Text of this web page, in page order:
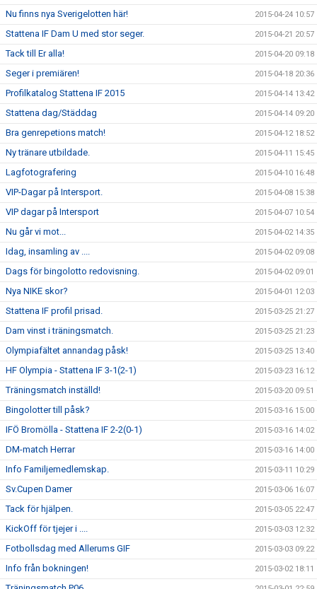
Nu finns nya Sverigelotten här! 2015-04-24 10:57
Stattena IF Dam U med stor seger. 2015-04-21 20:57
Tack till Er alla! 2015-04-20 09:18
Seger i premiären! 2015-04-18 20:36
Profilkatalog Stattena IF 2015 2015-04-14 13:42
Stattena dag/Städdag 2015-04-14 09:20
Bra genrepetions match! 2015-04-12 18:52
Ny tränare utbildade. 2015-04-11 15:45
Lagfotografering 2015-04-10 16:48
VIP-Dagar på Intersport. 2015-04-08 15:38
VIP dagar på Intersport 2015-04-07 10:54
Nu går vi mot... 2015-04-02 14:35
Idag, insamling av .... 2015-04-02 09:08
Dags för bingolotto redovisning. 2015-04-02 09:01
Nya NIKE skor? 2015-04-01 12:03
Stattena IF profil prisad. 2015-03-25 21:27
Dam vinst i träningsmatch. 2015-03-25 21:23
Olympiafältet annandag påsk! 2015-03-25 13:40
HF Olympia - Stattena IF 3-1(2-1) 2015-03-23 16:12
Träningsmatch inställd! 2015-03-20 09:51
Bingolotter till påsk? 2015-03-16 15:00
IFÖ Bromölla - Stattena IF 2-2(0-1) 2015-03-16 14:02
DM-match Herrar 2015-03-16 14:00
Info Familjemedlemskap. 2015-03-11 10:29
Sv.Cupen Damer 2015-03-06 16:07
Tack för hjälpen. 2015-03-05 22:47
KickOff för tjejer i .... 2015-03-03 12:32
Fotbollsdag med Allerums GIF 2015-03-03 09:22
Info från bokningen! 2015-03-02 18:11